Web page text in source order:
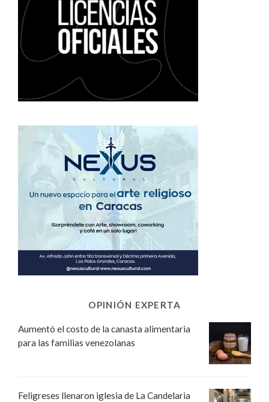
OPINIÓN EXPERTA
Aumentó el costo de la canasta alimentaria
para las familias venezolanas
Feligreses llenaron iglesia de La Candelaria